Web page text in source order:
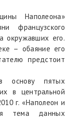
Наполеона»
французского
окружавших его.
– обаяние его
предстоит
основу пятых
в центральной
г. «Наполеон и
тема данных